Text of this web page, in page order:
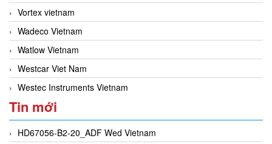
Vortex vietnam
Wadeco Vietnam
Watlow Vietnam
Westcar Viet Nam
Westec Instruments Vietnam
Tin mới
HD67056-B2-20_ADF Wed Vietnam